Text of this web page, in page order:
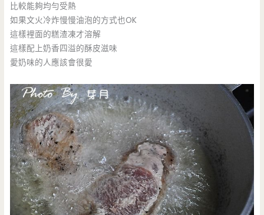
比較能夠均勻受熱
如果文火冷炸慢慢油泡的方式也OK
這樣裡面的糕渣凍才溶解
這樣配上奶香四溢的酥皮滋味
愛奶味的人應該會很愛